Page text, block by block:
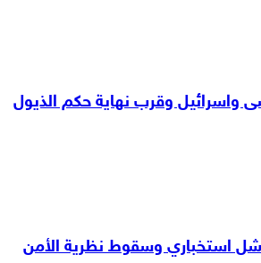
واسرائيل وقرب نهاية حكم الذيول
استخباري وسقوط نظرية الأمن